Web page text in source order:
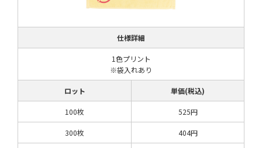
仕様詳細
1色プリント
※袋入れあり
ロット 単価(税込)
100枚 525円
300枚 404円